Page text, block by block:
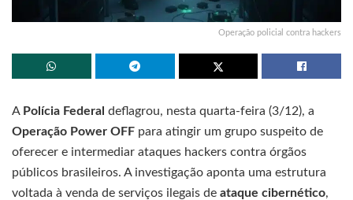
Operação policial contra hackers
A Polícia Federal deflagrou, nesta quarta-feira (3/12), a
Operação Power OFF para atingir um grupo suspeito de
oferecer e intermediar ataques hackers contra órgãos
públicos brasileiros. A investigação aponta uma estrutura
voltada à venda de serviços ilegais de ataque cibernético,